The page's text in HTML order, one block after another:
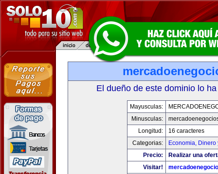
El dueño de este dominio lo
Mayusculas:
Minusculas:
Longitud:
16 caracteres
Categorias:
Economia, Dinero
Precio:
Realizar una
Visitar!